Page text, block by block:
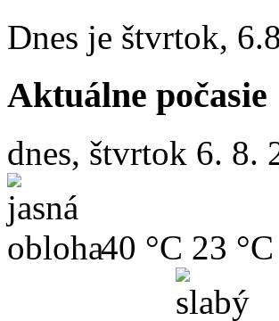
Dnes je štvrtok,
Aktuálne počasie
dnes, štvrtok 6. 8.
40 °C 23 °C